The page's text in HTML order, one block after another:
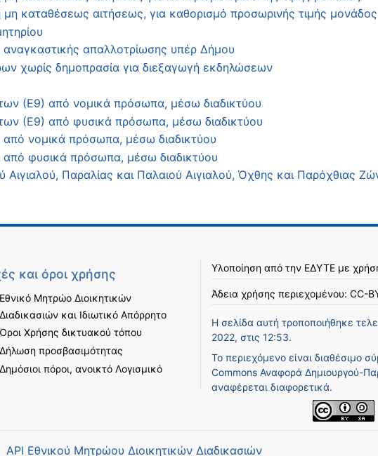
καταθέσεως αιτήσεως, για καθορισμό προσωρινής τιμής
απαλλοτρίωσης υπέρ Δήμου
χωρίς δημοπρασία για διεξαγωγή εκδηλώσεων
(Ε9) από νομικά πρόσωπα, μέσω διαδικτύου
(Ε9) από φυσικά πρόσωπα, μέσω διαδικτύου
νομικά πρόσωπα, μέσω διαδικτύου
φυσικά πρόσωπα, μέσω διαδικτύου
Αιγιαλού, Παραλίας και Παλαιού Αιγιαλού, Όχθης και Παρόχθιας
και όροι χρήσης
Εθνικό Μητρώο Διοικητικών
Διαδικασιών και Ιδιωτικό Απόρρητο
Όροι Χρήσης δικτυακού τόπου
Δήλωση προσβασιμότητας
Δημόσιοι πόροι, ανοικτό Λογισμικό
Υλοποίηση από την ΕΔΥΤΕ με
Άδεια χρήσης περιεχομένου: CC-
Η σελίδα αυτή τροποποιήθηκε
2022, στις 12:53.
Το περιεχόμενο είναι διαθέσιμο
Commons Αναφορά Δημιουργού-
αναφέρεται διαφορετικά.
API Εθνικού Μητρώου Διοικητικών Διαδικασιών